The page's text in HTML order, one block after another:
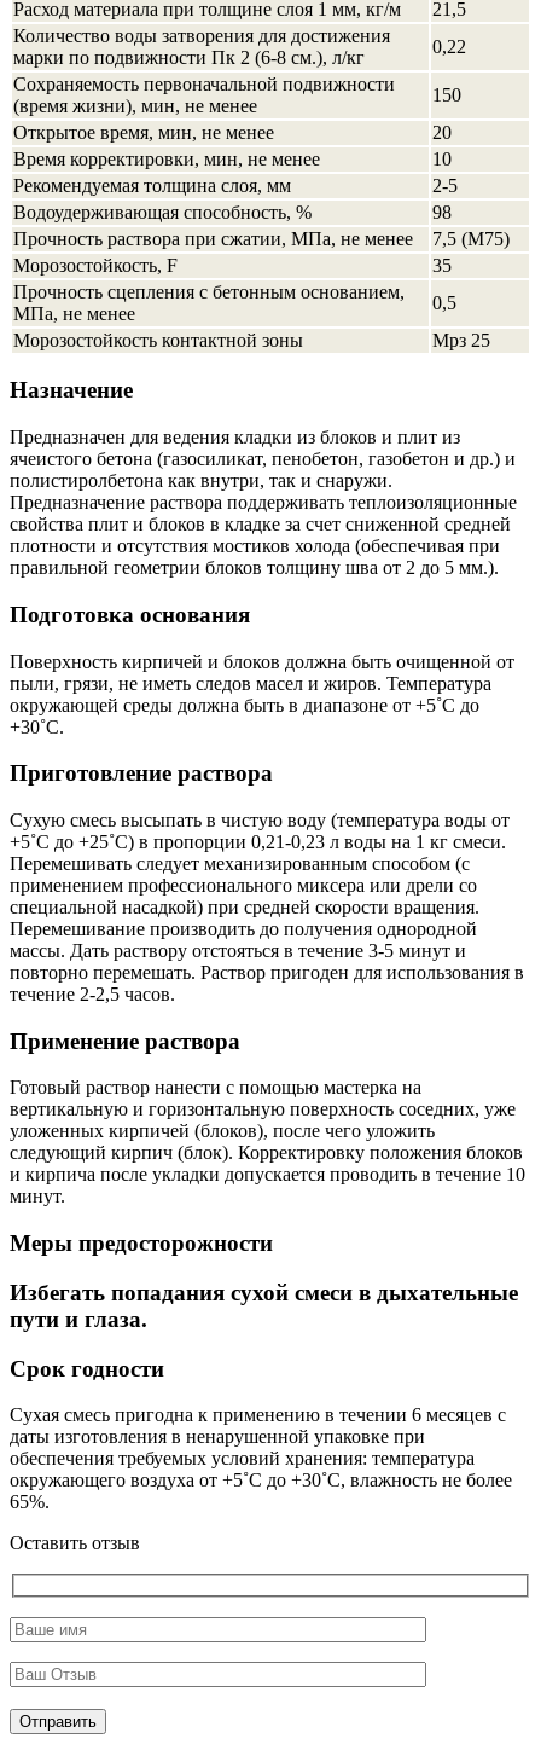
Расход материала при толщине слоя 1 мм, кг/м
21,5
Количество воды затворения для достижения
марки по подвижности Пк 2 (6-8 см.), л/кг
0,22
Сохраняемость первоначальной подвижности
(время жизни), мин, не менее
150
Открытое время, мин, не менее
20
Время корректировки, мин, не менее
10
Рекомендуемая толщина слоя, мм
2-5
Водоудерживающая способность, %
98
Прочность раствора при сжатии, МПа, не менее
7,5 (М75)
Морозостойкость, F
35
Прочность сцепления с бетонным основанием,
МПа, не менее
0,5
Морозостойкость контактной зоны
Мрз 25
Назначение
Предназначен для ведения кладки из блоков и плит из
ячеистого бетона (газосиликат, пенобетон, газобетон и др.) и
полистиролбетона как внутри, так и снаружи.
Предназначение раствора поддерживать теплоизоляционные
свойства плит и блоков в кладке за счет сниженной средней
плотности и отсутствия мостиков холода (обеспечивая при
правильной геометрии блоков толщину шва от 2 до 5 мм.).
Подготовка основания
Поверхность кирпичей и блоков должна быть очищенной от
пыли, грязи, не иметь следов масел и жиров. Температура
окружающей среды должна быть в диапазоне от +5˚С до
+30˚С.
Приготовление раствора
Сухую смесь высыпать в чистую воду (температура воды от
+5˚С до +25˚С) в пропорции 0,21-0,23 л воды на 1 кг смеси.
Перемешивать следует механизированным способом (с
применением профессионального миксера или дрели со
специальной насадкой) при средней скорости вращения.
Перемешивание производить до получения однородной
массы. Дать раствору отстояться в течение 3-5 минут и
повторно перемешать. Раствор пригоден для использования в
течение 2-2,5 часов.
Применение раствора
Готовый раствор нанести с помощью мастерка на
вертикальную и горизонтальную поверхность соседних, уже
уложенных кирпичей (блоков), после чего уложить
следующий кирпич (блок). Корректировку положения блоков
и кирпича после укладки допускается проводить в течение 10
минут.
Меры предосторожности
Избегать попадания сухой смеси в дыхательные
пути и глаза.
Срок годности
Сухая смесь пригодна к применению в течении 6 месяцев с
даты изготовления в ненарушенной упаковке при
обеспечения требуемых условий хранения: температура
окружающего воздуха от +5˚С до +30˚С, влажность не более
65%.
Оставить отзыв